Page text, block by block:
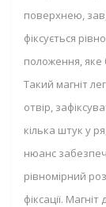
поверхнею,
фіксується
положення, яке
Такий магніт
отвір,
кілька штук у
нюанс
рівномірний
фіксації.